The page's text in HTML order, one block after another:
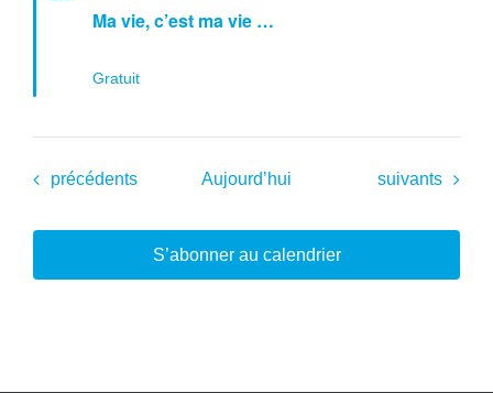
Ma vie, c’est ma vie …
Gratuit
Évènements
précédents Aujourd’hui Évènements
suivants
S’abonner au calendrier